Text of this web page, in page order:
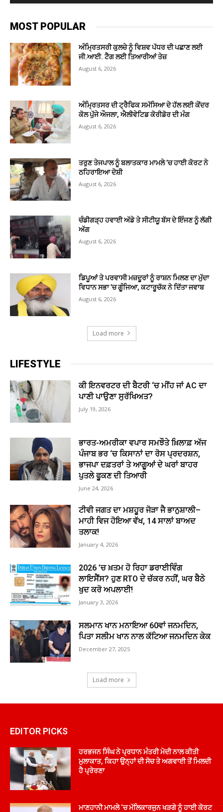
MOST POPULAR
ਅੰਮ੍ਰਿਤਸਰੀ ਕੁਲਚੇ ਨੂੰ ਵਿਸ਼ਵ ਪੱਧਰ ਦੀ ਪਛਾਣ ਲਈ
ਜੀ.ਆਈ. ਟੈਗ ਲਈ ਤਿਆਰੀਆਂ ਤੇਜ਼
August 6, 2026
ਅੰਮ੍ਰਿਤਸਰ ਦੀ ਟ੍ਰੈਫਿਕ ਸਮੱਸਿਆ ਦੇ ਹੱਲ ਲਈ ਕੇਂਦਰ
ਕੋਲ ਪੁੱਜੇ ਔਜਲਾ, ਐਲੀਵੇਟਿਡ ਕੋਰੀਡੋਰ ਦੀ ਮੰਗ
August 6, 2026
ਤਰੁਣ ਤੇਜਪਾਲ ਨੂੰ ਬਲਾਤਕਾਰ ਮਾਮਲੇ ’ਚ ਹਾਈ ਕੋਰਟ ਨੇ
ਠਹਿਰਾਇਆ ਦੋਸ਼ੀ
August 6, 2026
ਚੰਡੀਗੜ੍ਹ ਹਵਾਈ ਅੱਡੇ ਤੇ ਸੀਟੀਯੂ ਬੱਸ ਦੇ ਇੰਜਣ ਨੂੰ ਲੱਗੀ
ਅੱਗ
August 6, 2026
ਡਿਪੂਆਂ ਤੇ ਪਰਵਾਸੀ ਮਜ਼ਦੂਰਾਂ ਨੂੰ ਰਾਸ਼ਨ ਮਿਲਣ ਦਾ ਮੁੱਦਾ
ਵਿਧਾਨ ਸਭਾ ’ਚ ਗੂੰਜਿਆ, ਕਟਾਰੂਚੱਕ ਨੇ ਦਿੱਤਾ ਜਵਾਬ
August 6, 2026
Load more
LIFESTYLE
ਕੀ ਇਨਵਰਟਰ ਦੀ ਬੈਟਰੀ ‘ਚ ਮੀਂਹ ਜਾਂ AC ਦਾ
ਪਾਣੀ ਪਾਉਣਾ ਸੁਰੱਖਿਅਤ?
July 19, 2026
ਭਾਰਤ-ਅਮਰੀਕਾ ਵਪਾਰ ਸਮਝੌਤੇ ਖ਼ਿਲਾਫ਼ ਅੱਜ
ਪੰਜਾਬ ਭਰ ‘ਚ ਕਿਸਾਨਾਂ ਦਾ ਰੋਸ ਪ੍ਰਦਰਸ਼ਨ,
ਭਾਜਪਾ ਦਫ਼ਤਰਾਂ ਤੇ ਆਗੂਆਂ ਦੇ ਘਰਾਂ ਬਾਹਰ
ਪੁਤਲੇ ਫੂਕਣ ਦੀ ਤਿਆਰੀ
June 24, 2026
ਟੀਵੀ ਜਗਤ ਦਾ ਮਸ਼ਹੂਰ ਜੋੜਾ ਜੈ ਭਾਨੁਸ਼ਾਲੀ–
ਮਾਹੀ ਵਿਜ ਹੋਇਆ ਵੱਖ, 14 ਸਾਲਾਂ ਬਾਅਦ
ਤਲਾਕ!
January 4, 2026
2026 ’ਚ ਖ਼ਤਮ ਹੋ ਰਿਹਾ ਡਰਾਈਵਿੰਗ
ਲਾਇਸੈਂਸ? ਹੁਣ RTO ਦੇ ਚੱਕਰ ਨਹੀਂ, ਘਰ ਬੈਠੇ
ਖੁਦ ਕਰੋ ਅਪਲਾਈ!
January 3, 2026
ਸਲਮਾਨ ਖਾਨ ਮਨਾਇਆ 60ਵਾਂ ਜਨਮਦਿਨ,
ਪਿਤਾ ਸਲੀਮ ਖਾਨ ਨਾਲ ਕੱਟਿਆ ਜਨਮਦਿਨ ਕੇਕ
December 27, 2025
Load more
EDITOR PICKS
ਹਰਭਜਨ ਸਿੰਘ ਨੇ ਪ੍ਰਧਾਨ ਮੰਤਰੀ ਮੋਦੀ ਨਾਲ ਕੀਤੀ
ਮੁਲਾਕਾਤ, ਕਿਹਾ ਉਨ੍ਹਾਂ ਦੀ ਸੋਚ ਤੇ ਅਗਵਾਈ ਤੋਂ ਮਿਲਦੀ
ਹੈ ਪ੍ਰੇਰਣਾ
ਮਾਣਹਾਨੀ ਮਾਮਲੇ ‘ਚ ਮੱਲਿਕਾਰਜੁਨ ਖੜਗੇ ਨੂੰ ਹਾਈ ਕੋਰਟ